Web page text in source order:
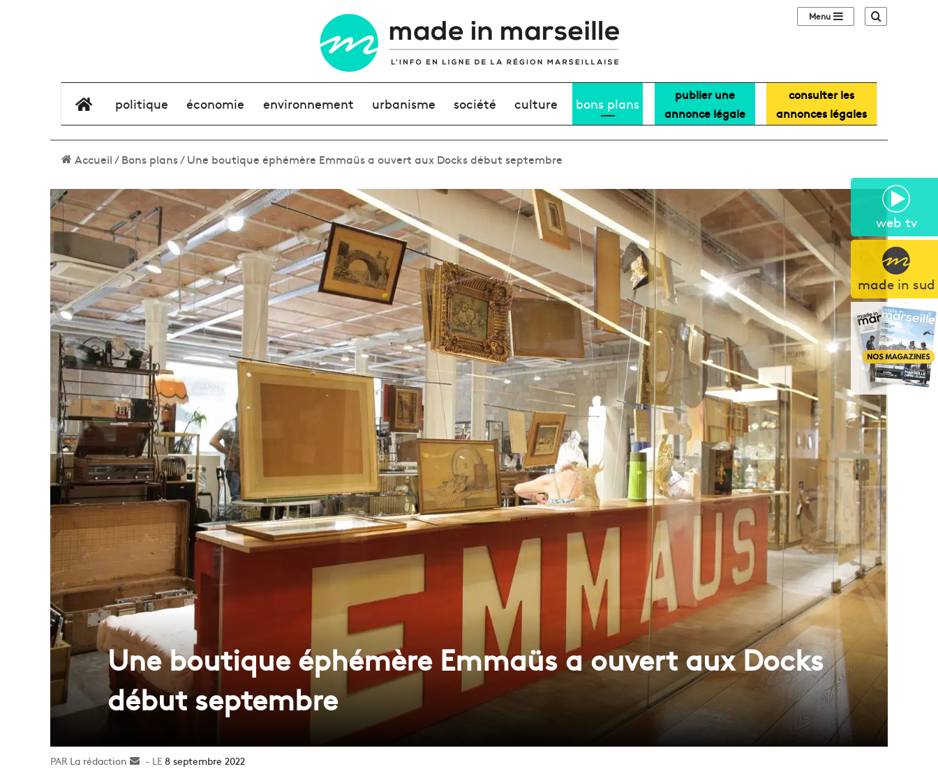
web tv
made in sud
Sidebar (barre
élément de menu
politique économie environnement urbanisme société culture bons plans
publier une
annonce légale
consulter les
annonces légales
Accueil/Bons plans/Une boutique éphémère Emmaüs a ouvert aux Docks début septembre
Une boutique éphémère Emmaüs a ouvert aux Docks
début septembre
La rédaction
Envoyer8 septembre 2022